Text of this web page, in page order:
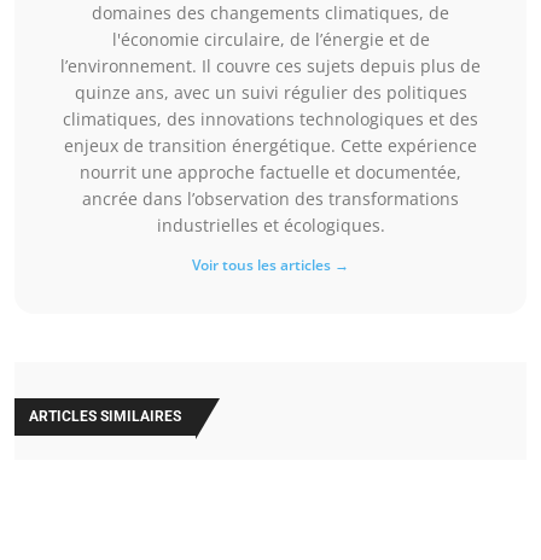
domaines des changements climatiques, de
l'économie circulaire, de l’énergie et de
l’environnement. Il couvre ces sujets depuis plus de
quinze ans, avec un suivi régulier des politiques
climatiques, des innovations technologiques et des
enjeux de transition énergétique. Cette expérience
nourrit une approche factuelle et documentée,
ancrée dans l’observation des transformations
industrielles et écologiques.
Voir tous les articles →
ARTICLES SIMILAIRES